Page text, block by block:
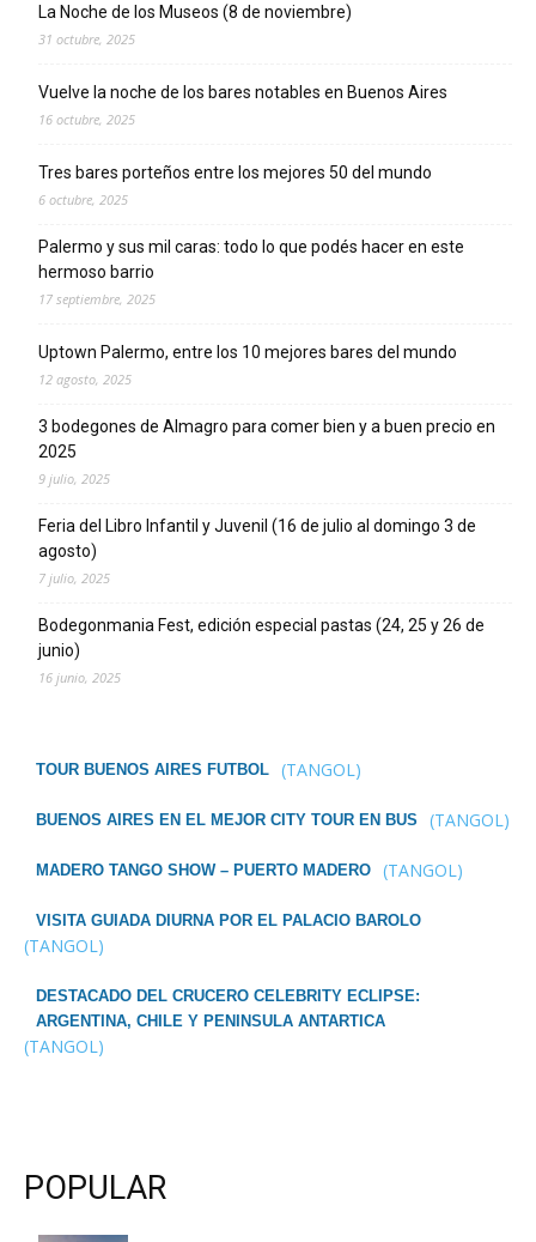
La Noche de los Museos (8 de noviembre)
31 octubre, 2025
Vuelve la noche de los bares notables en Buenos Aires
16 octubre, 2025
Tres bares porteños entre los mejores 50 del mundo
6 octubre, 2025
Palermo y sus mil caras: todo lo que podés hacer en este
hermoso barrio
17 septiembre, 2025
Uptown Palermo, entre los 10 mejores bares del mundo
12 agosto, 2025
3 bodegones de Almagro para comer bien y a buen precio en
2025
9 julio, 2025
Feria del Libro Infantil y Juvenil (16 de julio al domingo 3 de
agosto)
7 julio, 2025
Bodegonmania Fest, edición especial pastas (24, 25 y 26 de
junio)
16 junio, 2025
TOUR BUENOS AIRES FUTBOL (TANGOL)
BUENOS AIRES EN EL MEJOR CITY TOUR EN BUS (TANGOL)
MADERO TANGO SHOW – PUERTO MADERO (TANGOL)
VISITA GUIADA DIURNA POR EL PALACIO BAROLO
(TANGOL)
DESTACADO DEL CRUCERO CELEBRITY ECLIPSE:
ARGENTINA, CHILE Y PENINSULA ANTARTICA
(TANGOL)
POPULAR